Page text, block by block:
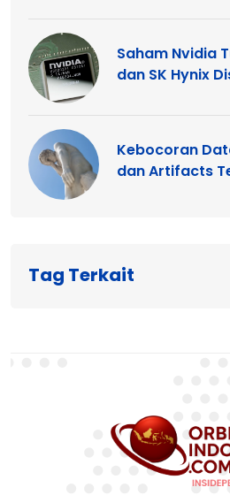
Saham Nvidia
dan SK Hynix
Kebocoran
dan Artifacts
Tag Terkait